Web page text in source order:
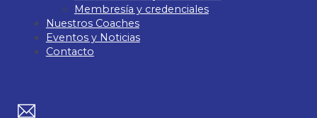
Membresía y credenciales
Nuestros Coaches
Eventos y Noticias
Contacto